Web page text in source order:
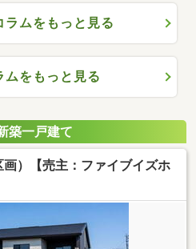
ラムをもっと見る
ムをもっと見る
築一戸建て
）【売主：ファイブイズホ